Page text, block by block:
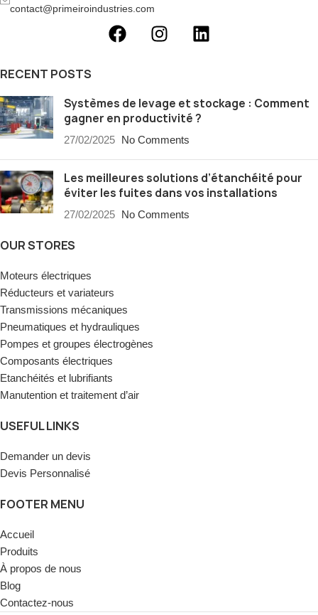
contact@primeiroindustries.com
RECENT POSTS
Systèmes de levage et stockage : Comment
gagner en productivité ?
27/02/2025 No Comments
Les meilleures solutions d’étanchéité pour
éviter les fuites dans vos installations
27/02/2025 No Comments
OUR STORES
Moteurs électriques
Réducteurs et variateurs
Transmissions mécaniques
Pneumatiques et hydrauliques
Pompes et groupes électrogènes
Composants électriques
Etanchéités et lubrifiants
Manutention et traitement d’air
USEFUL LINKS
Demander un devis
Devis Personnalisé
FOOTER MENU
Accueil
Produits
À propos de nous
Blog
Contactez-nous